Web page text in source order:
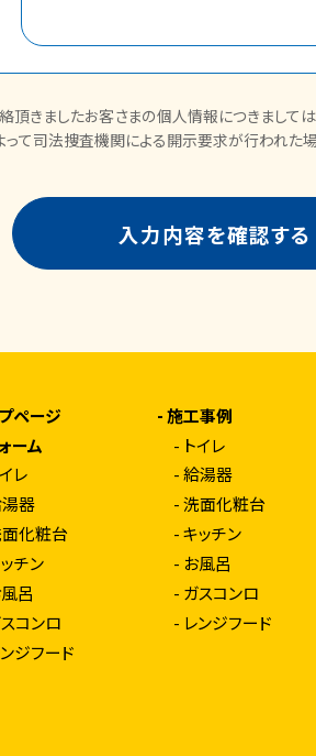
きましたお客さまの個人情報につきましては
て司法捜査機関による開示要求が行われた
ページ
ーム
レ
器
化粧台
チン
呂
コンロ
ジフード
-施工事例
- トイレ
-給湯器
-洗面化粧台
-キッチン
- お風呂
- ガスコンロ
- レンジフード